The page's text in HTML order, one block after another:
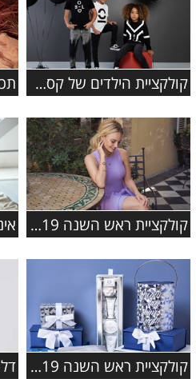
קולקציית הילדים של קסטרו סתיו-חורף 2019-2020
קולקציית ראש השנה 2019 ברשת מגנוליה
קולקציית ראש השנה 2019 ברשת ללין